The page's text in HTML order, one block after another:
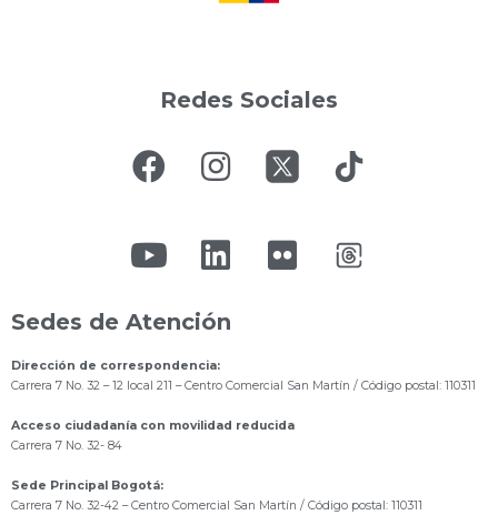
Redes Sociales
Sedes de Atención
Dirección de correspondencia:
Carrera 7 No. 32 – 12 local 211 – Centro Comercial San Martín / Código postal: 110311
Acceso ciudadanía con movilidad reducida
Carrera 7 No. 32- 84
Sede Principal Bogotá:
Carrera 7 No. 32-42 – Centro Comercial San Martín / Código postal: 110311